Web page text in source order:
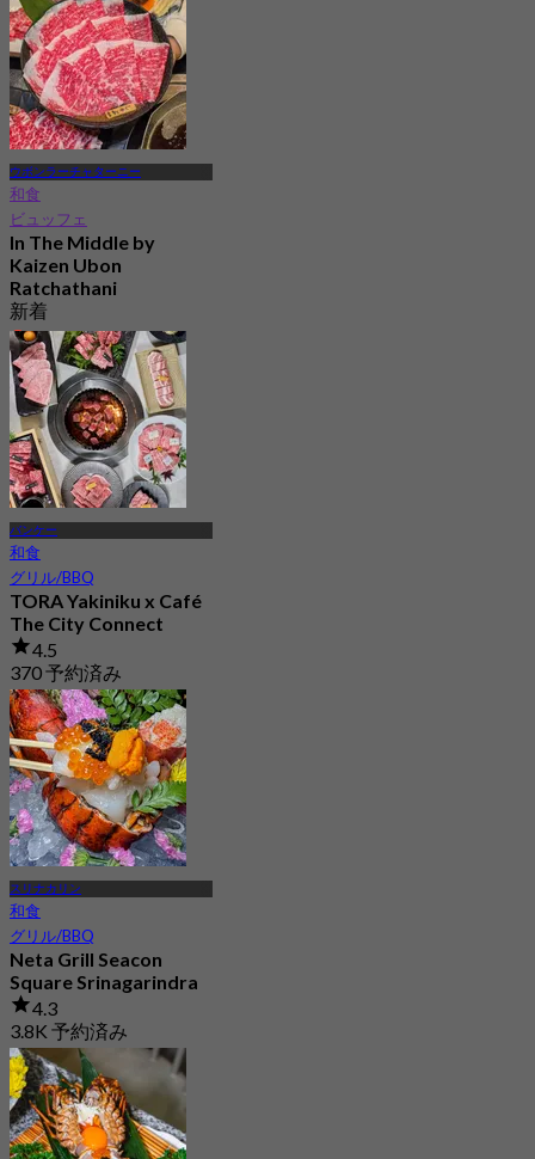
ウボンラーチャターニー
和食
ビュッフェ
In The Middle by
Kaizen Ubon
Ratchathani
新着
4.6
から฿ 994
バンケー
和食
グリル/BBQ
TORA Yakiniku x Café
The City Connect
4.5
370 予約済み
から฿ 941
スリナカリン
和食
グリル/BBQ
Neta Grill Seacon
Square Srinagarindra
4.3
3.8K 予約済み
から ฿ 526